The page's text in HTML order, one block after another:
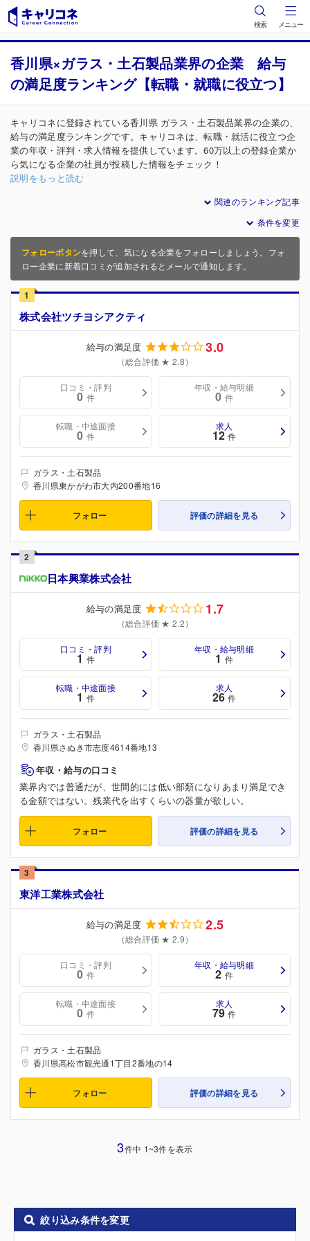
検索 メニュー
香川県×ガラス・土石製品業界の企業 給与
の満足度ランキング【転職・就職に役立つ】
キャリコネに登録されている香川県 ガラス・土石製品業界の企業の、
給与の満足度ランキングです。キャリコネは、転職・就活に役立つ企
業の年収・評判・求人情報を提供しています。60万以上の登録企業か
ら気になる企業の社員が投稿した情報をチェック！
説明をもっと読む
関連のランキング記事
条件を変更
フォローボタンを押して、気になる企業をフォローしましょう。フォ
ロー企業に新着口コミが追加されるとメールで通知します。
1
株式会社ツチヨシアクティ
給与の満足度 3.0
（総合評価 ★ 2.8）
口コミ・評判
0 件
年収・給与明細
0 件
転職・中途面接
0 件
求人
12 件
ガラス・土石製品
香川県東かがわ市大内200番地16
フォロー 評価の詳細を見る
2
日本興業株式会社
給与の満足度 1.7
（総合評価 ★ 2.2）
口コミ・評判
1 件
年収・給与明細
1 件
転職・中途面接
1 件
求人
26 件
ガラス・土石製品
香川県さぬき市志度4614番地13
年収・給与の口コミ
業界内では普通だが、世間的には低い部類になりあまり満足でき
る金額ではない。残業代を出すくらいの器量が欲しい。
フォロー 評価の詳細を見る
3
東洋工業株式会社
給与の満足度 2.5
（総合評価 ★ 2.9）
口コミ・評判
0 件
年収・給与明細
2 件
転職・中途面接
0 件
求人
79 件
ガラス・土石製品
香川県高松市観光通1丁目2番地の14
フォロー 評価の詳細を見る
3件中 1~3件を表示
絞り込み条件を変更